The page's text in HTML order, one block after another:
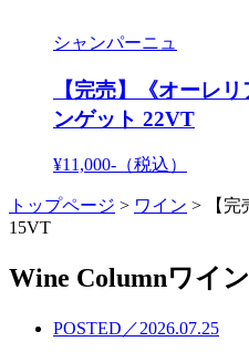
シャンパーニュ
【完売】《オーレ
ンゲット 22VT
¥11,000- （税込）
トップページ > ワイン >
【
15VT
Wine Columnワイ
POSTED／2026.07.25